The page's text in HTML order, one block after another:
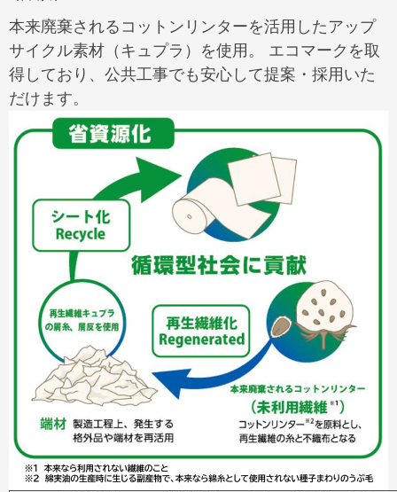
本来廃棄されるコットンリンターを活用したアップ
サイクル素材（キュプラ）を使用。 エコマークを取
得しており、公共工事でも安心して提案・採用いた
だけます。